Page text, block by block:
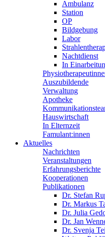
Ambulanz
Station
OP
Bildgebung
Labor
Nachtdienst
In
Auszubildende
Verwaltung
Apotheke
Hauswirtschaft
In Elternzeit
Famulant:innen
Aktuelles
Nachrichten
Veranstaltungen
Erfahrungsberichte
Kooperationen
Publikationen
Dr. Stefan
Dr. Markus
Dr. Julia
Dr. Jan
Dr. Svenja